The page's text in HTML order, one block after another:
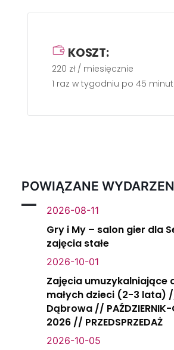
KOSZT:
220 zł / miesięcznie
1 raz w tygodniu po 45 minut.
POWIĄZANE
2026-08-11
Gry i My – salon gier dla
zajęcia stałe
2026-10-01
Zajęcia umuzykalniające
małych dzieci (2-3 lata)
Dąbrowa // PAŹDZIERNIK-
2026 // PRZEDSPRZEDAŻ
2026-10-05